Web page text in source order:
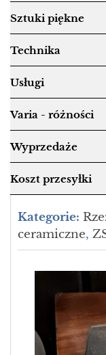
Sztuki piękne
Technika
Usługi
Varia - różności
Wyprzedaże
Koszt przesyłki
Kategorie:
ceramiczne,